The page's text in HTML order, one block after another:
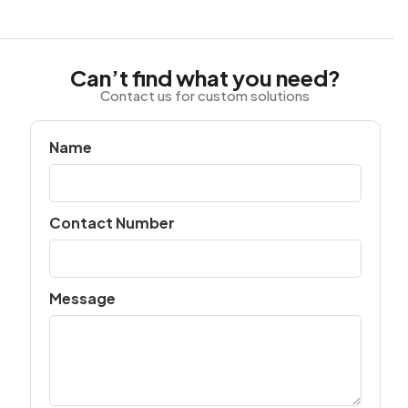
Can’t find what you need?
Contact us for custom solutions
Name
Contact Number
Message